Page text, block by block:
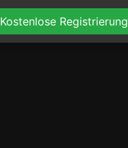
Kostenlose Registrierung